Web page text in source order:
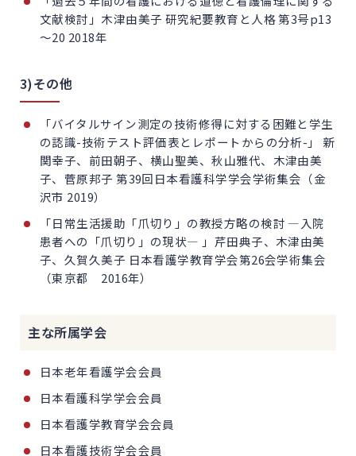
文献検討」木津由美子 研究紀要教育と人格 第3号p13
～20 2018年
3)その他
「バイタルサイン測定の技術修得に対する困難と学生
の認識-技術テスト評価表とレポートからの分析-」 新
関幸子、前田朝子、横山聖美、秋山雅代、木津由美
子、菅原邦子 第39回日本看護科学学会学術集会（金
沢市 2019）
「日常生活援助「爪切り」の教授方略の検討 ―入院
患者への「爪切り」の現状― 」芹田典子、木津由美
子、久賀久美子 日本看護学教育学会第26会学術集会
（東京都 2016年）
主な所属学会
日本老年看護学会会員
日本看護科学学会会員
日本看護学教育学会会員
日本看護技術学会会員